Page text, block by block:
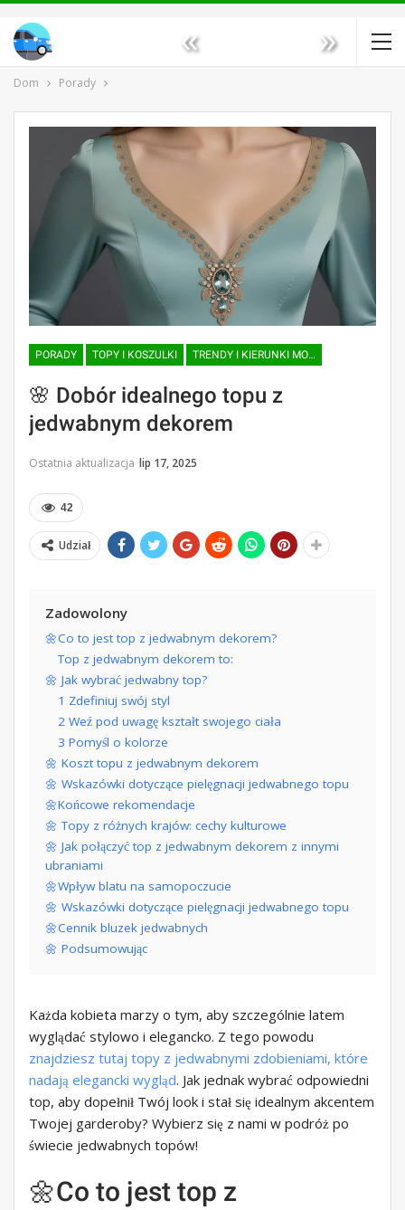
« »
Dom Porady
PORADY TOPY I KOSZULKI TRENDY I KIERUNKI MODY
🌸 Dobór idealnego topu z
jedwabnym dekorem
Ostatnia aktualizacja lip 17, 2025
42
Udział
Zadowolony
🌼Co to jest top z jedwabnym dekorem?
Top z jedwabnym dekorem to:
🌼 Jak wybrać jedwabny top?
1 Zdefiniuj swój styl
2 Weź pod uwagę kształt swojego ciała
3 Pomyśl o kolorze
🌼 Koszt topu z jedwabnym dekorem
🌼 Wskazówki dotyczące pielęgnacji jedwabnego topu
🌼Końcowe rekomendacje
🌼 Topy z różnych krajów: cechy kulturowe
🌼 Jak połączyć top z jedwabnym dekorem z innymi
ubraniami
🌼Wpływ blatu na samopoczucie
🌼 Wskazówki dotyczące pielęgnacji jedwabnego topu
🌼Cennik bluzek jedwabnych
🌼 Podsumowując
Każda kobieta marzy o tym, aby szczególnie latem
wyglądać stylowo i elegancko. Z tego powodu
znajdziesz tutaj topy z jedwabnymi zdobieniami, które
nadają elegancki wygląd. Jak jednak wybrać odpowiedni
top, aby dopełnił Twój look i stał się idealnym akcentem
Twojej garderoby? Wybierz się z nami w podróż po
świecie jedwabnych topów!
🌼Co to jest top z